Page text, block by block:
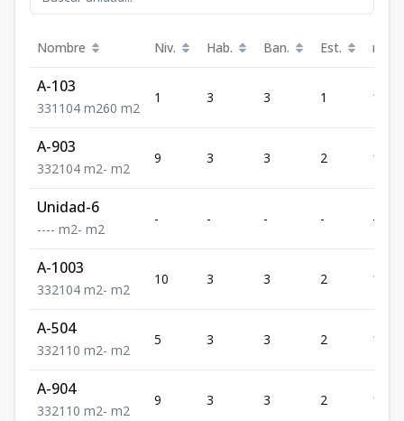
Nombre Niv. Hab. Ban. Est. m²
A-103
331 104 m260 m2
1 3 3 1 104
A-903
332104 m2- m2
9 3 3 2 104
Unidad-6
---- m2- m2
- - - - -
A-1003
332104 m2- m2
10 3 3 2 104
A-504
332110 m2- m2
5 3 3 2 110
A-904
332110 m2- m2
9 3 3 2 110